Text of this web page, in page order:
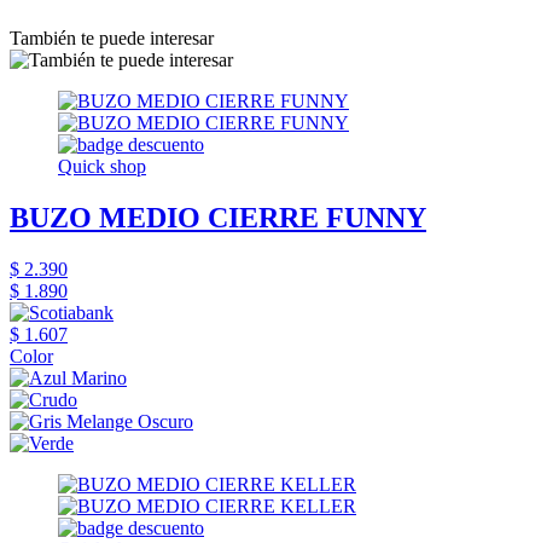
También te puede interesar
Quick shop
BUZO MEDIO CIERRE FUNNY
$ 2.390
$ 1.890
$ 1.607
Color